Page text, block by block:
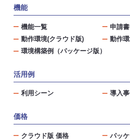
機能
機能一覧
申請
動作環境(クラウド版)
動作
環境構築例（パッケージ版）
活用例
利用シーン 導入事
価格
クラウド版 価格 パッ